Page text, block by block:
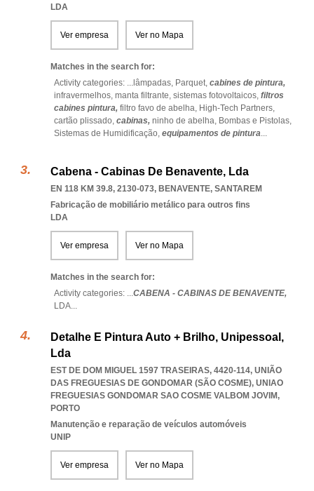
LDA
Ver empresa Ver no Mapa
Matches in the search for:
Activity categories: ... lâmpadas, Parquet, cabines de pintura,
infravermelhos, manta filtrante, sistemas fotovoltaicos, filtros
cabines pintura, filtro favo de abelha, High-Tech Partners,
cartão plissado, cabinas, ninho de abelha, Bombas e Pistolas,
Sistemas de Humidificação, equipamentos de pintura...
Cabena - Cabinas De Benavente, Lda
EN 118 KM 39.8, 2130-073, BENAVENTE, SANTAREM
Fabricação de mobiliário metálico para outros fins
LDA
Ver empresa Ver no Mapa
Matches in the search for:
Activity categories: ...CABENA - CABINAS DE BENAVENTE,
LDA...
Detalhe E Pintura Auto + Brilho, Unipessoal,
Lda
EST DE DOM MIGUEL 1597 TRASEIRAS, 4420-114, UNIÃO
DAS FREGUESIAS DE GONDOMAR (SÃO COSME), UNIAO
FREGUESIAS GONDOMAR SAO COSME VALBOM JOVIM,
PORTO
Manutenção e reparação de veículos automóveis
UNIP
Ver empresa Ver no Mapa